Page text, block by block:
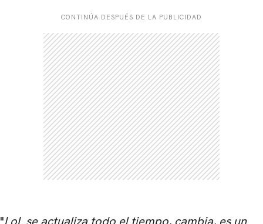
CONTINÚA DESPUÉS DE LA PUBLICIDAD